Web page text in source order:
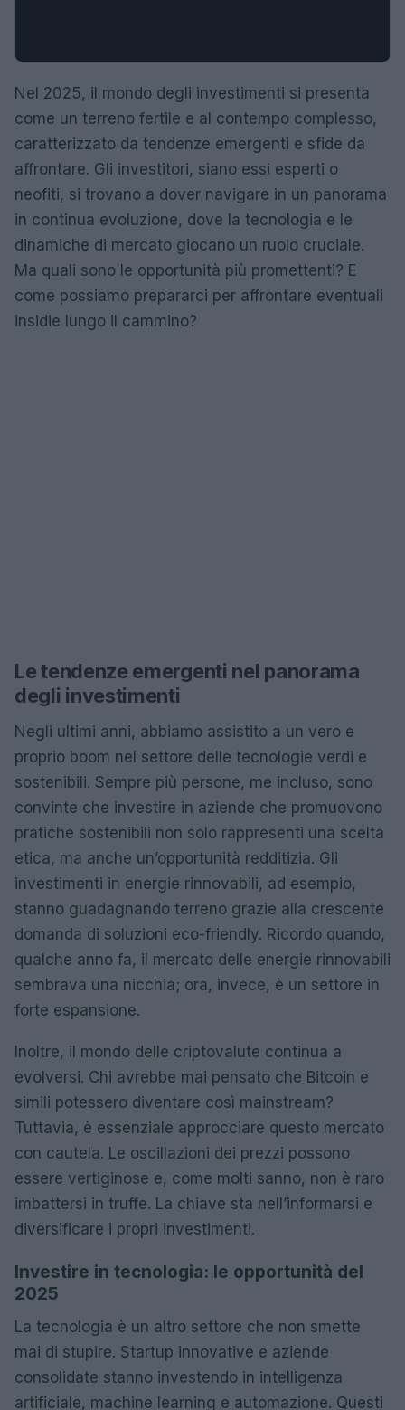
Nel 2025, il mondo degli investimenti si presenta
come un terreno fertile e al contempo complesso,
caratterizzato da tendenze emergenti e sfide da
affrontare. Gli investitori, siano essi esperti o
neofiti, si trovano a dover navigare in un panorama
in continua evoluzione, dove la tecnologia e le
dinamiche di mercato giocano un ruolo cruciale.
Ma quali sono le opportunità più promettenti? E
come possiamo prepararci per affrontare eventuali
insidie lungo il cammino?
Le tendenze emergenti nel panorama
degli investimenti
Negli ultimi anni, abbiamo assistito a un vero e
proprio boom nel settore delle tecnologie verdi e
sostenibili. Sempre più persone, me incluso, sono
convinte che investire in aziende che promuovono
pratiche sostenibili non solo rappresenti una scelta
etica, ma anche un’opportunità redditizia. Gli
investimenti in energie rinnovabili, ad esempio,
stanno guadagnando terreno grazie alla crescente
domanda di soluzioni eco-friendly. Ricordo quando,
qualche anno fa, il mercato delle energie rinnovabili
sembrava una nicchia; ora, invece, è un settore in
forte espansione.
Inoltre, il mondo delle criptovalute continua a
evolversi. Chi avrebbe mai pensato che Bitcoin e
simili potessero diventare così mainstream?
Tuttavia, è essenziale approcciare questo mercato
con cautela. Le oscillazioni dei prezzi possono
essere vertiginose e, come molti sanno, non è raro
imbattersi in truffe. La chiave sta nell’informarsi e
diversificare i propri investimenti.
Investire in tecnologia: le opportunità del
2025
La tecnologia è un altro settore che non smette
mai di stupire. Startup innovative e aziende
consolidate stanno investendo in intelligenza
artificiale, machine learning e automazione. Questi